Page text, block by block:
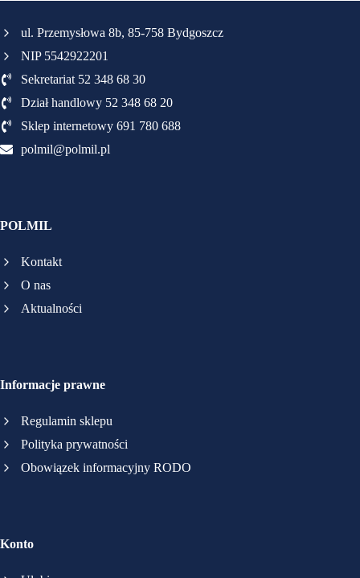
ul. Przemysłowa 8b, 85-758 Bydgoszcz
NIP 5542922201
Sekretariat 52 348 68 30
Dział handlowy 52 348 68 20
Sklep internetowy 691 780 688
polmil@polmil.pl
POLMIL
Kontakt
O nas
Aktualności
Informacje prawne
Regulamin sklepu
Polityka prywatności
Obowiązek informacyjny RODO
Konto